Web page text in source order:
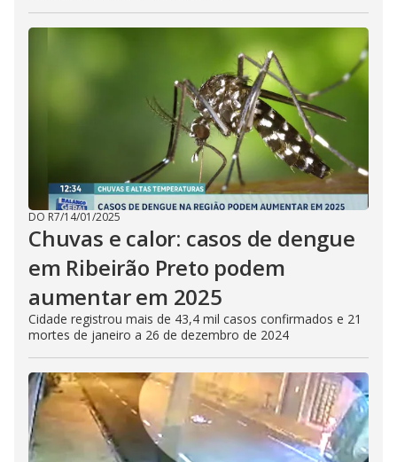
DO R7/14/01/2025
Chuvas e calor: casos de dengue
em Ribeirão Preto podem
aumentar em 2025
Cidade registrou mais de 43,4 mil casos confirmados e 21
mortes de janeiro a 26 de dezembro de 2024